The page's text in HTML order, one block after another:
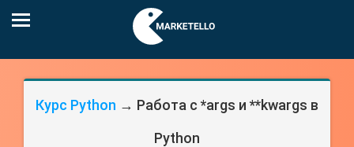
Курс Python → Работа с *args и **kwargs в
Python